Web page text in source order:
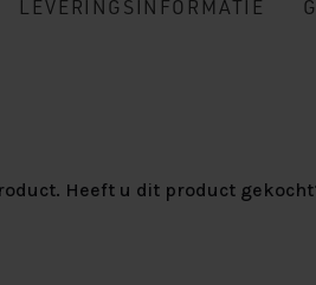
LEVERINGSINFORMATIE
Heeft u dit product